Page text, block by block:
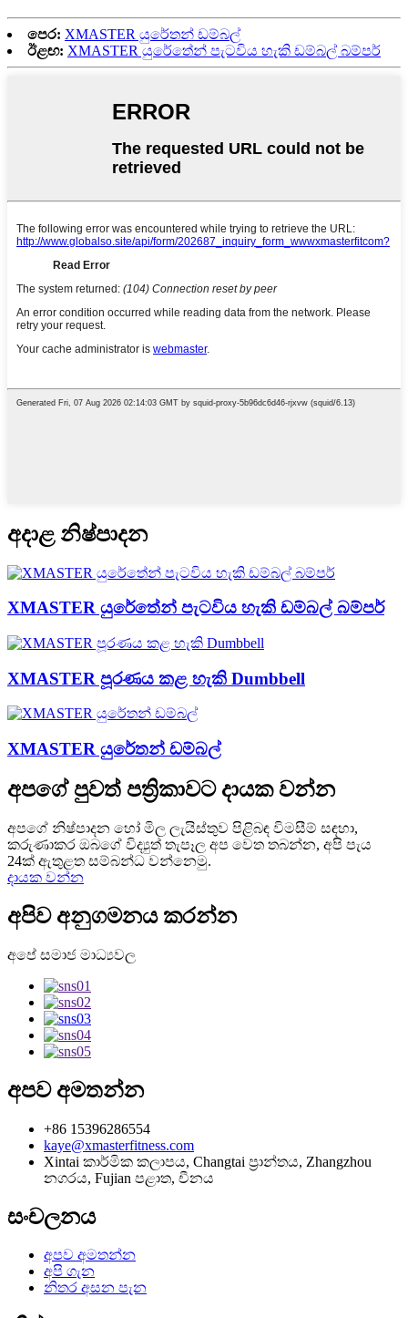
පෙර: XMASTER යුරේතන් ඩම්බල්
ඊළඟ: XMASTER යුරේතේන් පැටවිය හැකි ඩම්බල් බම්පර්
අදාළ නිෂ්පාදන
XMASTER යුරේතේන් පැටවිය හැකි ඩම්බල් බම්පර්
XMASTER පූරණය කළ හැකි Dumbbell
XMASTER යුරේතන් ඩම්බල්
අපගේ පුවත් පත්‍රිකාවට දායක වන්න
අපගේ නිෂ්පාදන හෝ මිල ලැයිස්තුව පිළිබඳ විමසීම් සඳහා,
කරුණාකර ඔබගේ විද්‍යුත් තැපෑල අප වෙත තබන්න, අපි පැය
24ක් ඇතුළත සම්බන්ධ වන්නෙමු.
දායක වන්න
අපිව අනුගමනය කරන්න
අපේ සමාජ මාධ්‍යවල
අපව අමතන්න
+86 15396286554
kaye@xmasterfitness.com
Xintai කාර්මික කලාපය, Changtai ප්‍රාන්තය, Zhangzhou
නගරය, Fujian පළාත, චීනය
සංචලනය
අපව අමතන්න
අපි ගැන
නිතර අසන පැන